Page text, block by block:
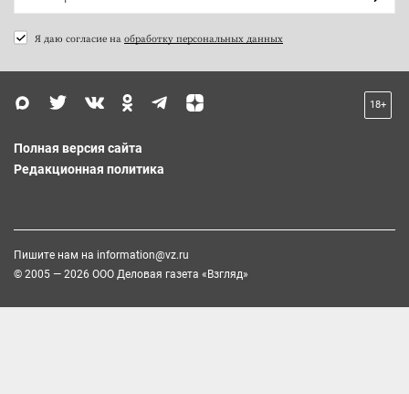
Я даю согласие на обработку персональных данных
18+
Полная версия сайта
Редакционная политика
Пишите нам на information@vz.ru
© 2005 — 2026 ООО Деловая газета «Взгляд»